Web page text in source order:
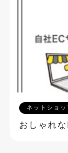
ネットショッ
おしゃれ